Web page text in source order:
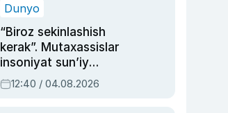
Dunyo
“Biroz sekinlashish
kerak”. Mutaxassislar
insoniyat sun’iy
intellektni boshqara
olmay qolishidan xavotir
12:40 / 04.08.2026